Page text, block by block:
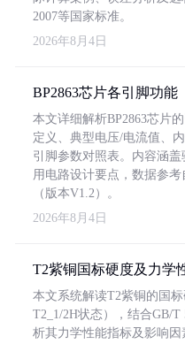
2007等国家标准。
2026年8月4日
BP2863芯片各引脚功能
本文详细解析BP2863芯片
定义、典型电压/电流值、
引脚参数对照表。内容涵
用电路设计要点，数据参
（版本V1.2）。
2026年8月4日
T2紫铜国标硬度及力学
本文系统解读T2紫铜的国
T2_1/2H状态），结合GB/T
析其力学性能指标及影响